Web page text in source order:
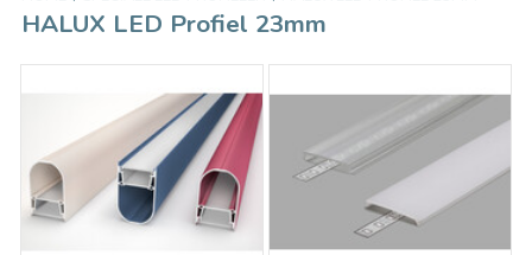
HALUX LED Profiel 23mm